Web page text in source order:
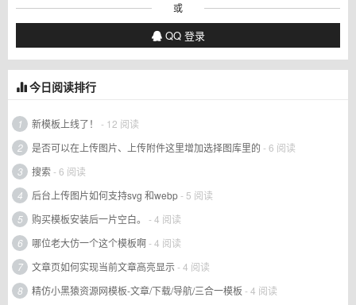
或
QQ 登录
今日阅读排行
1 新模板上线了！
- 12 阅读
2
是否可以在上传图片、上传附件这里增加选择图库里的 - 6 阅读
3
搜索- 6 阅读
4
后台上传图片如何支持svg 和webp- 5 阅读
5
购买模板安装后一片空白。
- 4 阅读
6
哪位老大仿一个这个模板啊- 4 阅读
7
文章页如何实现当前文章高亮显示- 4 阅读
8
精仿小黑猿资源网模板-文章/下载/导航/三合一模板 - 4 阅读